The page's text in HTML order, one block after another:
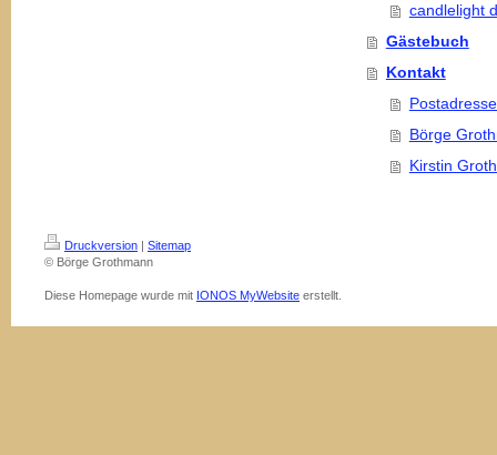
candlelight
Gästebuch
Kontakt
Börge
Kirstin
Druckversion | Sitemap
© Börge Grothmann
Diese Homepage wurde mit IONOS MyWebsite erstellt.